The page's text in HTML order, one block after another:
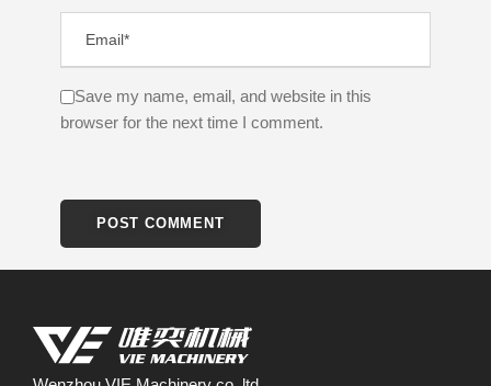
Save my name, email, and website in this
browser for the next time I comment.